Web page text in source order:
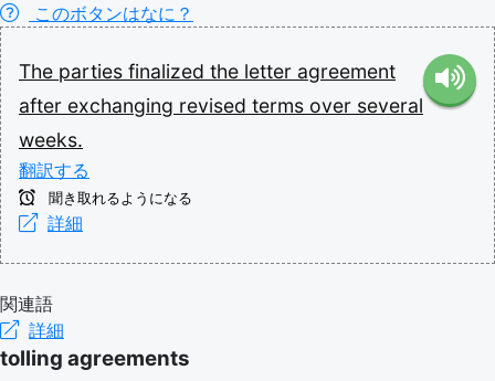
このボタンはなに？
The parties finalized the letter agreement
after exchanging revised terms over several
weeks.
翻訳する
聞き取れるようになる
詳細
関連語
詳細
tolling agreements